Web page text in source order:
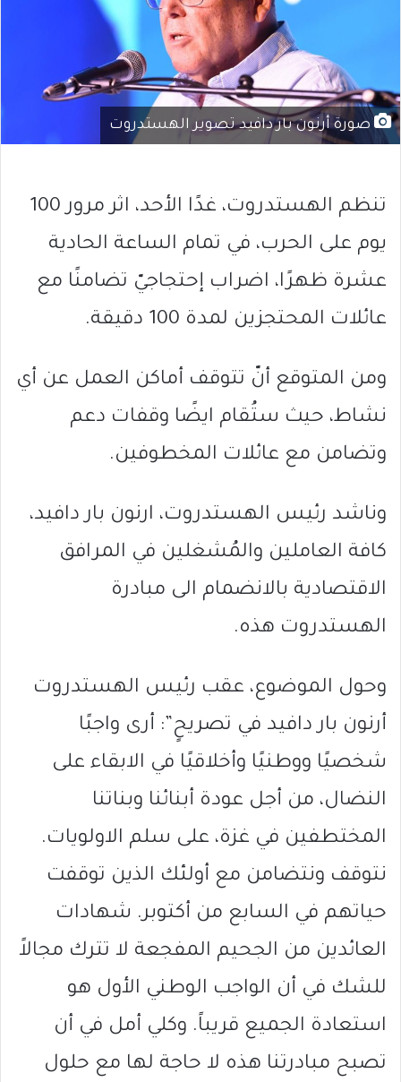
صورة أرنون بار دافيد تصوير الهستدروت
تنظم الهستدروت، غدًا الأحد، اثر مرور 100
يوم على الحرب، في تمام الساعة الحادية
عشرة ظهرًا، اضراب إحتجاجيّ تضامنًا مع
عائلات المحتجزين لمدة 100 دقيقة.
ومن المتوقع أنّ تتوقف أماكن العمل عن أي
نشاط، حيث ستُقام ايضًا وقفات دعم
وتضامن مع عائلات المخطوفين.
وناشد رئيس الهستدروت، ارنون بار دافيد،
كافة العاملين والمُشغلين في المرافق
الاقتصادية بالانضمام الى مبادرة
الهستدروت هذه.
وحول الموضوع، عقب رئيس الهستدروت
أرنون بار دافيد في تصريحٍ”: أرى واجبًا
شخصيًا ووطنيًا وأخلاقيًا في الابقاء على
النضال، من أجل عودة أبنائنا وبناتنا
المختطفين في غزة، على سلم الاولويات.
نتوقف ونتضامن مع أولئك الذين توقفت
حياتهم في السابع من أكتوبر. شهادات
العائدين من الجحيم المفجعة لا تترك مجالاً
للشك في أن الواجب الوطني الأول هو
استعادة الجميع قريباً. وكلي أمل في أن
تصبح مبادرتنا هذه لا حاجة لها مع حلول